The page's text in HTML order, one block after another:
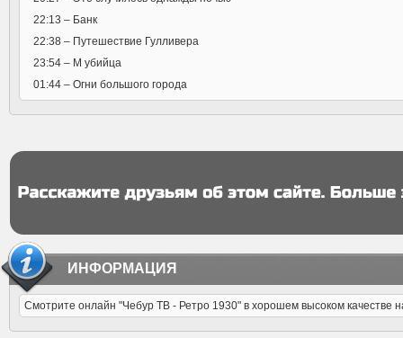
22:13 – Банк
22:38 – Путешествие Гулливера
23:54 – М убийца
01:44 – Огни большого города
ИНФОРМАЦИЯ
Смотрите онлайн "Чебур ТВ - Ретро 1930" в хорошем высоком качестве